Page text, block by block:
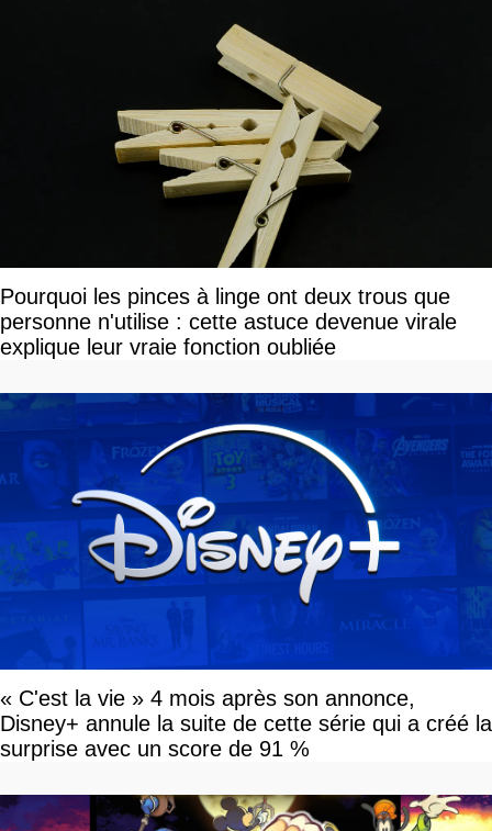
Pourquoi les pinces à linge ont deux trous que
personne n'utilise : cette astuce devenue virale
explique leur vraie fonction oubliée
« C'est la vie » 4 mois après son annonce,
Disney+ annule la suite de cette série qui a créé la
surprise avec un score de 91 %